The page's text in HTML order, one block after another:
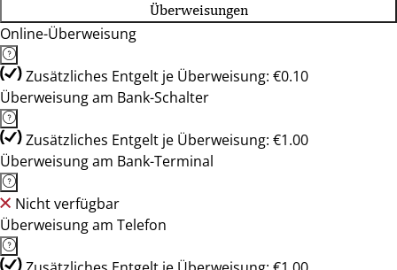
Überweisungen
Online-Überweisung
Zusätzliches Entgelt je Überweisung: €0.10
Überweisung am Bank-Schalter
Zusätzliches Entgelt je Überweisung: €1.00
Überweisung am Bank-Terminal
Nicht verfügbar
Überweisung am Telefon